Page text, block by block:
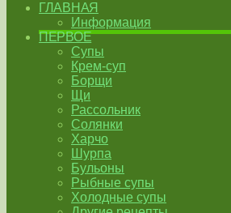
ГЛАВНАЯ
Информация
ПЕРВОЕ
Супы
Крем-суп
Борщи
Щи
Рассольник
Солянки
Харчо
Шурпа
Бульоны
Рыбные супы
Холодные супы